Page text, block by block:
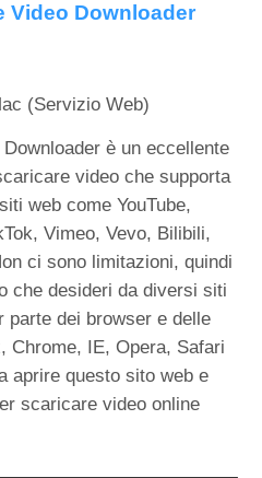
Video Downloader
(Servizio Web)
è un eccellente
video che supporta
web come YouTube,
Vimeo, Vevo, Bilibili,
ci sono limitazioni, quindi
che desideri da diversi siti
parte dei browser e delle
Chrome, IE, Opera, Safari
aprire questo sito web e
scaricare video online